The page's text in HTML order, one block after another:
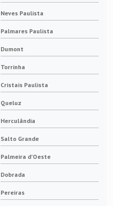
Neves Paulista
Palmares Paulista
Dumont
Torrinha
Cristais Paulista
Queluz
Herculândia
Salto Grande
Palmeira d'Oeste
Dobrada
Pereiras